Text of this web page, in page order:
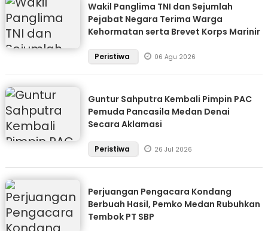
Wakil Panglima TNI dan Sejumlah
Pejabat Negara Terima Warga
Kehormatan serta Brevet Korps Marinir
Peristiwa 06 Agu 2026
Guntur Sahputra Kembali Pimpin PAC
Pemuda Pancasila Medan Denai
Secara Aklamasi
Peristiwa 26 Jul 2026
Perjuangan Pengacara Kondang
Berbuah Hasil, Pemko Medan Rubuhkan
Tembok PT SBP